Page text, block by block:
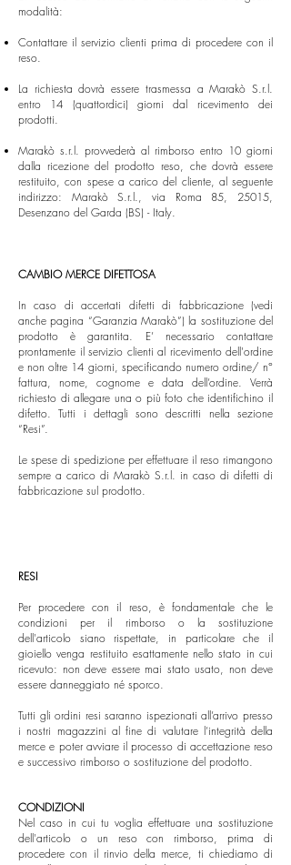
modalità:
Contattare il servizio clienti prima di procedere con il
reso.
La richiesta dovrà essere trasmessa a Marakò S.r.l.
entro 14 (quattordici) giorni dal ricevimento dei
prodotti.
Marakò s.r.l. provvederà al rimborso entro 10 giorni
dalla ricezione del prodotto reso, che dovrà essere
restituito, con spese a carico del cliente, al seguente
indirizzo: Marakò S.r.l., via Roma 85, 25015,
Desenzano del Garda (BS) - Italy.
CAMBIO MERCE DIFETTOSA
In caso di accertati difetti di fabbricazione (vedi
anche pagina “Garanzia Marakò”) la sostituzione del
prodotto è garantita. E’ necessario contattare
prontamente il servizio clienti al ricevimento dell'ordine
e non oltre 14 giorni, specificando numero ordine/ n°
fattura, nome, cognome e data dell’ordine. Verrà
richiesto di allegare una o più foto che identifichino il
difetto. Tutti i dettagli sono descritti nella sezione
“Resi”.
Le spese di spedizione per effettuare il reso rimangono
sempre a carico di Marakò S.r.l. in caso di difetti di
fabbricazione sul prodotto.
RESI
Per procedere con il reso, è fondamentale che le
condizioni per il rimborso o la sostituzione
dell'articolo siano rispettate, in particolare che il
gioiello venga restituito esattamente nello stato in cui
ricevuto: non deve essere mai stato usato, non deve
essere danneggiato né sporco.
Tutti gli ordini resi saranno ispezionati all’arrivo presso
i nostri magazzini al fine di valutare l’integrità della
merce e poter avviare il processo di accettazione reso
e successivo rimborso o sostituzione del prodotto.
CONDIZIONI
Nel caso in cui tu voglia effettuare una sostituzione
dell'articolo o un reso con rimborso, prima di
procedere con il rinvio della merce, ti chiediamo di